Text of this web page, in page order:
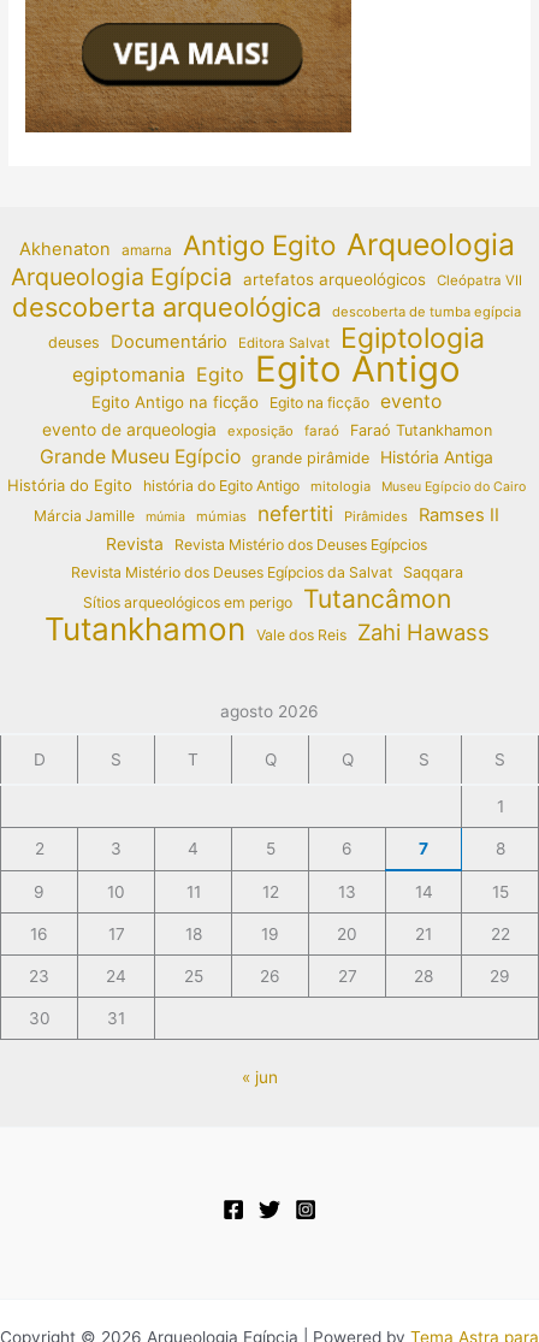
Akhenaton amarna Antigo Egito Arqueologia
Arqueologia Egípcia artefatos arqueológicos Cleópatra VII
descoberta arqueológica descoberta de tumba egípcia
deuses Documentário Editora Salvat Egiptologia
egiptomania Egito Egito Antigo
Egito Antigo na ficção Egito na ficção evento
evento de arqueologia exposição faraó Faraó Tutankhamon
Grande Museu Egípcio grande pirâmide
História Antiga
História do Egito
história do Egito Antigo mitologia Museu Egípcio do Cairo
Márcia Jamille múmia múmias nefertiti Pirâmides Ramses II
Revista
Revista Mistério dos Deuses Egípcios
Revista Mistério dos Deuses Egípcios da Salvat
Saqqara
Sítios arqueológicos em perigo
Tutancâmon
Tutankhamon Vale dos Reis Zahi Hawass
agosto 2026
D S T Q Q S S
1
2 3 4 5 6 7 8
9 10 11 12 13 14 15
16 17 18 19 20 21 22
23 24 25 26 27 28 29
30 31
« jun
Copyright © 2026 Arqueologia Egípcia | Powered by Tema Astra para